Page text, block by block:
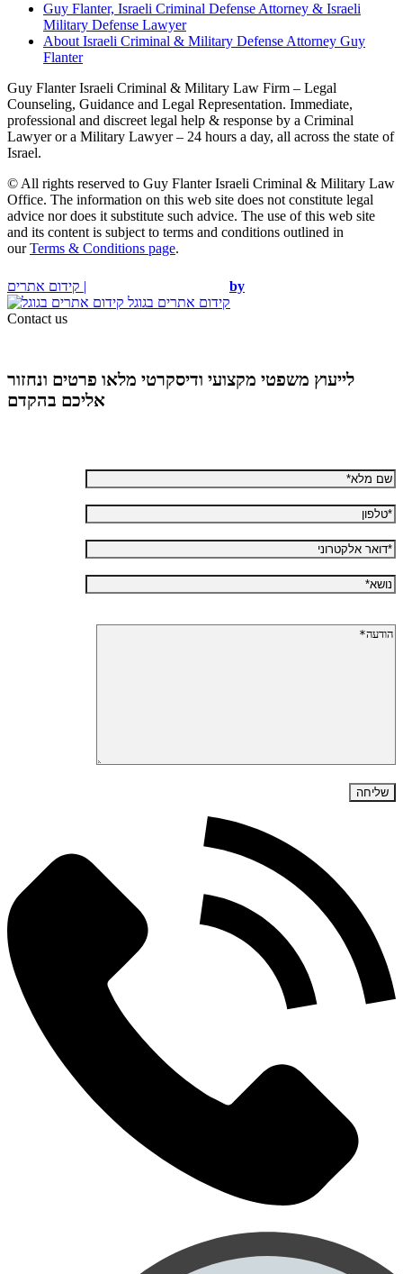
Guy Flanter, Israeli Criminal Defense Attorney & Israeli
Military Defense Lawyer
About Israeli Criminal & Military Defense Attorney Guy
Flanter
Guy Flanter Israeli Criminal & Military Law Firm – Legal
Counseling, Guidance and Legal Representation. Immediate,
professional and discreet legal help & response by a Criminal
Lawyer or a Military Lawyer – 24 hours a day, all across the state of
Israel.
© All rights reserved to Guy Flanter Israeli Criminal & Military Law
Office. The information on this web site does not constitute legal
advice nor does it substitute such advice. The use of this web site
and its content is subject to terms and conditions outlined in
ourTerms & Conditions page.
קידום אתרים |
by
קידום אתרים בגוגל
Contact us
לייעוץ משפטי מקצועי ודיסקרטי מלאו פרטים ונחזור
אליכם בהקדם